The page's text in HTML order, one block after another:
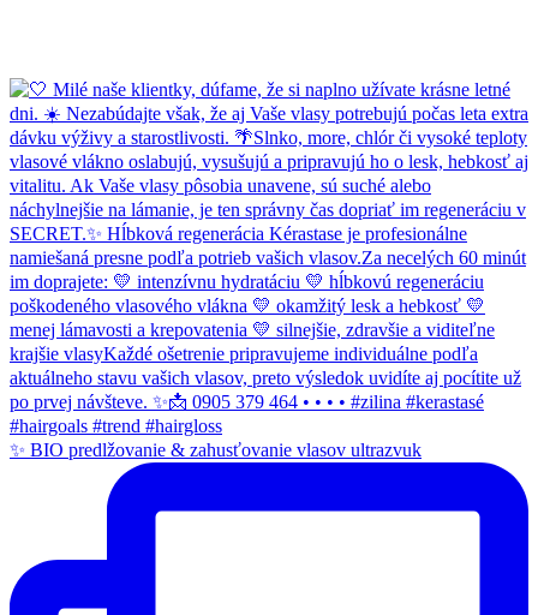
✨ BIO predlžovanie & zahusťovanie vlasov ultrazvuk